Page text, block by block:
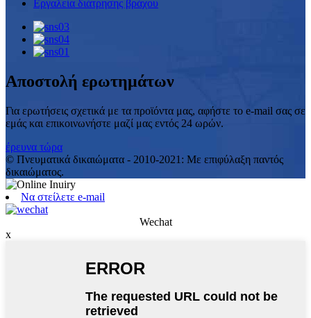
Εργαλεία διάτρησης βράχου
Αποστολή ερωτημάτων
Για ερωτήσεις σχετικά με τα προϊόντα μας, αφήστε το e-mail σας σε
εμάς και επικοινωνήστε μαζί μας εντός 24 ωρών.
έρευνα τώρα
© Πνευματικά δικαιώματα - 2010-2021: Με επιφύλαξη παντός
δικαιώματος.
Να στείλετε e-mail
Wechat
x